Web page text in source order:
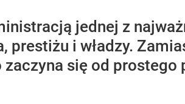
jednej z
prestiżu i władzy.
się od prostego